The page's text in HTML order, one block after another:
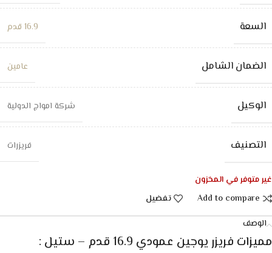
السعة 16.9 قدم
الضمان الشامل عامين
الوكيل شركة امواج الدولية
التصنيف فريزرات
غير متوفر في المخزون
Add to compare
تفضيل
الوصف
مميزات فريزر يوجين عمودي 16.9 قدم – ستيل :